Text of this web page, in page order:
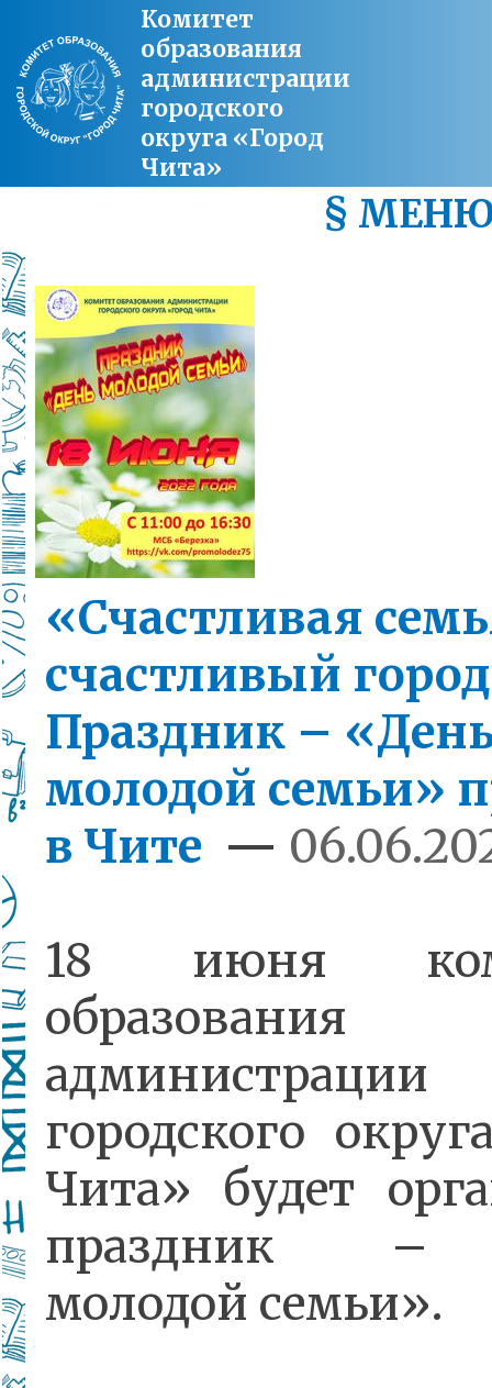
Комитет
образования
администрации
городского
округа «Город
Чита»
§
«Счастливая
счастливый
Праздник –
молодой семьи»
в Чите —
18 июня
образования
администрации
городского
Чита» будет
праздник –
молодой семьи».